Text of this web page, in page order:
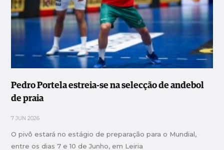
Pedro Portela estreia-se na selecção de andebol
de praia
7 JUN 2026
O pivô estará no estágio de preparação para o Mundial,
entre os dias 7 e 10 de Junho, em Leiria